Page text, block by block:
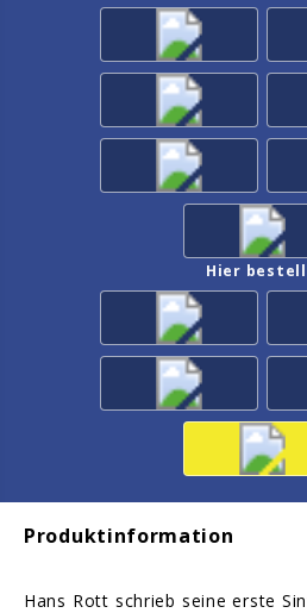
Hier
Produktinformation
Hans Rott schrieb seine erste